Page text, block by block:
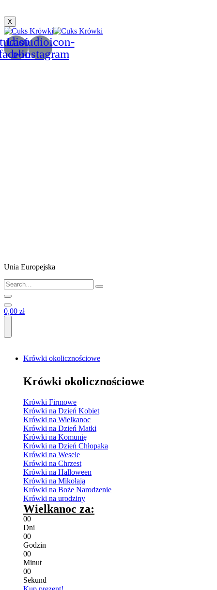
X
Lastudioicon-
b-instagram
Unia Europejska
0,00 zł
Krówki okolicznościowe
Krówki okolicznościowe
Krówki Firmowe
Krówki na Dzień Kobiet
Krówki na Wielkanoc
Krówki na Dzień Matki
Krówki na Komunię
Krówki na Dzień Chłopaka
Krówki na Wesele
Krówki na Chrzest
Krówki na Halloween
Krówki na Mikołaja
Krówki na Boże Narodzenie
Krówki na urodziny
Wielkanoc za:
00
Dni
00
Godzin
00
Minut
00
Sekund